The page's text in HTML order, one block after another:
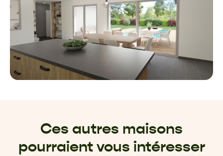
Ces autres maisons
pourraient vous intéresser